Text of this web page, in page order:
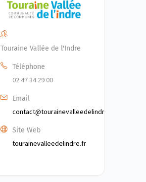
Touraine Vallée de l'Indre
Téléphone
02 47 34 29 00
Email
contact@tourainevalleedelindre.fr
Site Web
tourainevalleedelindre.fr